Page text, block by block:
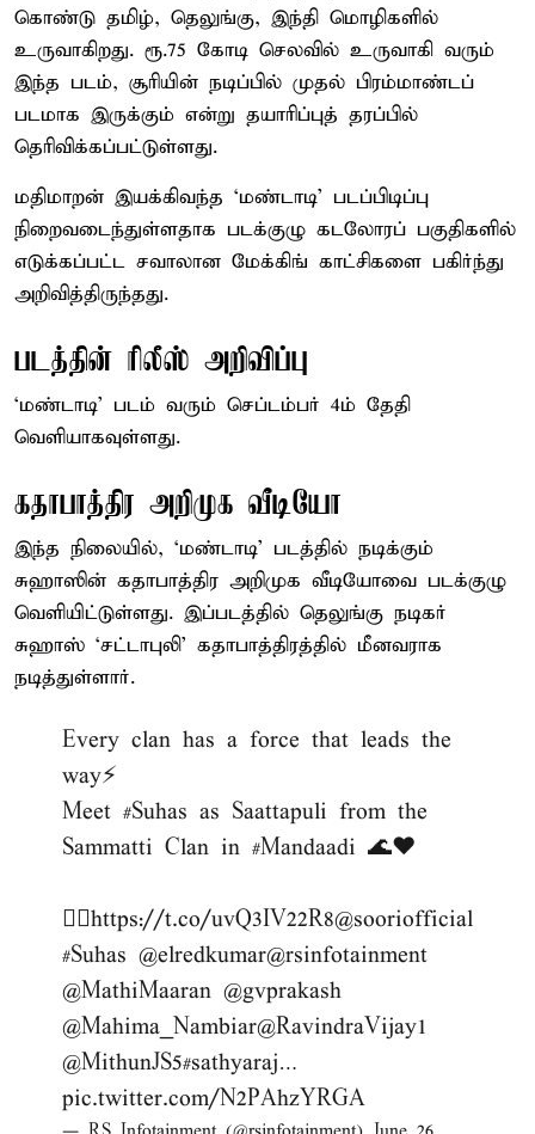
கொண்டு தமிழ், தெலுங்கு, இந்தி மொழிகளில்
உருவாகிறது. ரூ.75 கோடி செலவில் உருவாகி வரும்
இந்த படம், சூரியின் நடிப்பில் முதல் பிரம்மாண்டப்
படமாக இருக்கும் என்று தயாரிப்புத் தரப்பில்
தெரிவிக்கப்பட்டுள்ளது.
மதிமாறன் இயக்கிவந்த ‘மண்டாடி’ படப்பிடிப்பு
நிறைவடைந்துள்ளதாக படக்குழு கடலோரப் பகுதிகளில்
எடுக்கப்பட்ட சவாலான மேக்கிங் காட்சிகளை பகிர்ந்து
அறிவித்திருந்தது.
படத்தின் ரிலீஸ் அறிவிப்பு
‘மண்டாடி’ படம் வரும் செப்டம்பர் 4ம் தேதி
வெளியாகவுள்ளது.
கதாபாத்திர அறிமுக வீடியோ
இந்த நிலையில், ‘மண்டாடி’ படத்தில் நடிக்கும்
சுஹாஸின் கதாபாத்திர அறிமுக வீடியோவை படக்குழு
வெளியிட்டுள்ளது. இப்படத்தில் தெலுங்கு நடிகர்
சுஹாஸ் ‘சட்டாபுலி’ கதாபாத்திரத்தில் மீனவராக
நடித்துள்ளார்.
Every clan has a force that leads the
way⚡
Meet #Suhas as Saattapuli from the
Sammatti Clan in #Mandaadi 🌊♥️
👇🏻https://t.co/uvQ3IV22R8@sooriofficial
#Suhas @elredkumar@rsinfotainment
@MathiMaaran @gvprakash
@Mahima_Nambiar@RavindraVijay1
@MithunJS5#sathyaraj…
pic.twitter.com/N2PAhzYRGA